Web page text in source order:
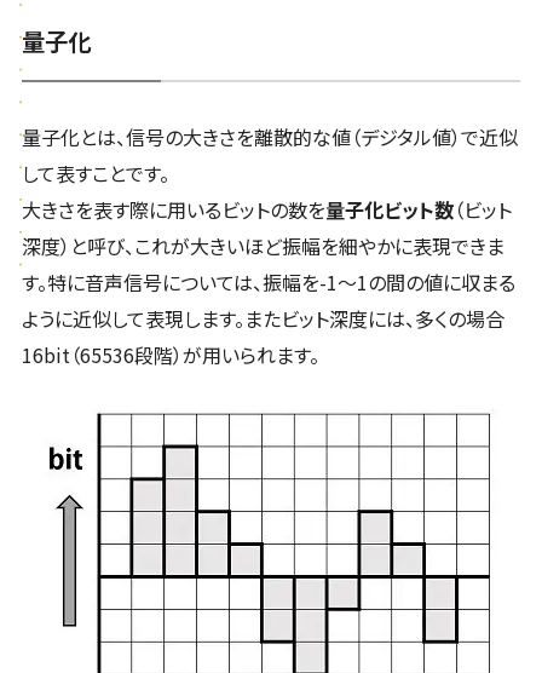
量子化
量子化とは、信号の大きさを離散的な値（デジタル値）で近似
して表すことです。
大きさを表す際に用いるビットの数を量子化ビット数（ビット
深度）と呼び、これが大きいほど振幅を細やかに表現できま
す。特に音声信号については、振幅を-1〜1の間の値に収まる
ように近似して表現します。またビット深度には、多くの場合
16bit（65536段階）が用いられます。